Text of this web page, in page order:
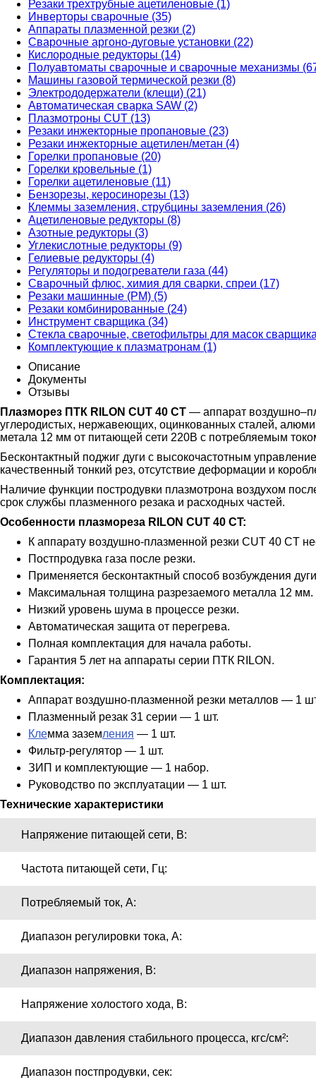
Резаки трехтрубные ацетиленовые (1)
Инверторы сварочные (35)
Аппараты плазменной резки (2)
Сварочные аргоно-дуговые установки (22)
Кислородные редукторы (14)
Полуавтоматы сварочные и сварочные механизмы
Машины газовой термической резки (8)
Электрододержатели (клещи) (21)
Автоматическая сварка SAW (2)
Плазмотроны CUT (13)
Резаки инжекторные пропановые (23)
Резаки инжекторные ацетилен/метан (4)
Горелки пропановые (20)
Горелки кровельные (1)
Горелки ацетиленовые (11)
Бензорезы, керосинорезы (13)
Клеммы заземления, струбцины заземления (26)
Ацетиленовые редукторы (8)
Азотные редукторы (3)
Углекислотные редукторы (9)
Гелиевые редукторы (4)
Регуляторы и подогреватели газа (44)
Сварочный флюс, химия для сварки, спреи (17)
Резаки машинные (РМ) (5)
Резаки комбинированные (24)
Инструмент сварщика (34)
Стекла сварочные, светофильтры для масок
Комплектующие к плазматронам (1)
Описание
Документы
Отзывы
Плазморез ПТК RILON CUT 40 СT — аппарат
углеродистых, нержавеющих, оцинкованных сталей,
метала 12 мм от питающей сети 220В с потребляемым
Бесконтактный поджиг дуги с высокочастотным
качественный тонкий рез, отсутствие деформации и
Наличие функции постродувки плазмотрона воздухом
срок службы плазменного резака и расходных частей.
Особенности плазмореза RILON CUT 40 СT:
К аппарату воздушно-плазменной резки CUT 40 СT
Постпродувка газа после резки.
Применяется бесконтактный способ возбуждения
Максимальная толщина разрезаемого металла 12 мм.
Низкий уровень шума в процессе резки.
Автоматическая защита от перегрева.
Полная комплектация для начала работы.
Гарантия 5 лет на аппараты серии ПТК RILON.
Комплектация:
Аппарат воздушно-плазменной резки металлов — 1
Плазменный резак 31 серии — 1 шт.
Клемма заземления — 1 шт.
Фильтр-регулятор — 1 шт.
ЗИП и комплектующие — 1 набор.
Руководство по эксплуатации — 1 шт.
Технические характеристики
Напряжение питающей сети, В:
Частота питающей сети, Гц:
Потребляемый ток, А:
Диапазон регулировки тока, А:
Диапазон напряжения, В:
Напряжение холостого хода, В:
Диапазон давления стабильного процесса, кгс/см²:
Диапазон постпродувки, сек: